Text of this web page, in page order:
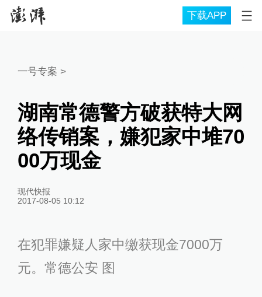
下载APP
一号专案 >
湖南常德警方破获特大网
络传销案，嫌犯家中堆70
00万现金
现代快报
2017-08-05 10:12
在犯罪嫌疑人家中缴获现金7000万
元。常德公安 图